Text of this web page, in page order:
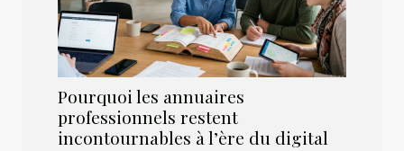
Pourquoi les annuaires
professionnels restent
incontournables à l’ère du digital